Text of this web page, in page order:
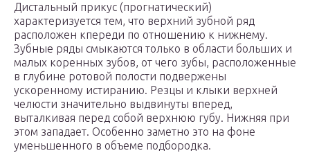
Дистальный прикус (прогнатический)
характеризуется тем, что верхний зубной ряд
расположен кпереди по отношению к нижнему.
Зубные ряды смыкаются только в области больших и
малых коренных зубов, от чего зубы, расположенные
в глубине ротовой полости подвержены
ускоренному истиранию. Резцы и клыки верхней
челюсти значительно выдвинуты вперед,
выталкивая перед собой верхнюю губу. Нижняя при
этом западает. Особенно заметно это на фоне
уменьшенного в объеме подбородка.